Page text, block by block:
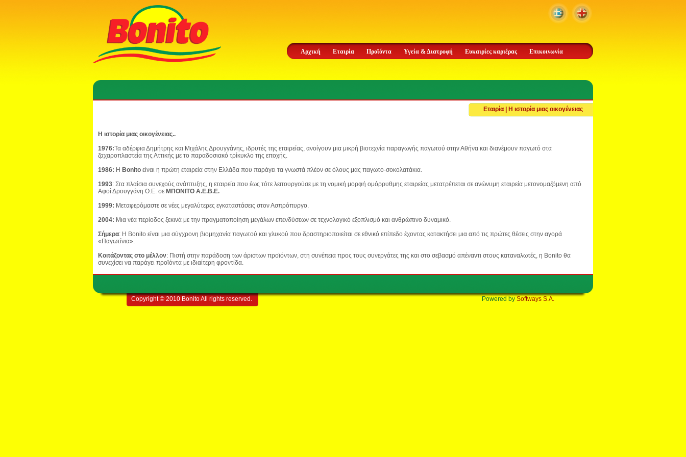
Αρχική Εταιρία Προϊόντα Υγεία & Διατροφή Ευκαιρίες καριέρας Επικοινωνία
Εταιρία | Η ιστορία μιας οικογένειας
Η ιστορία μιας οικογένειας..
1976:Τα αδέρφια Δημήτρης και Μιχάλης Δρουγγάνης, ιδρυτές της εταιρείας, ανοίγουν μια μικρή βιοτεχνία παραγωγής παγωτού στην Αθήνα και διανέμουν παγωτό στα
ζαχαροπλαστεία της Αττικής με το παραδοσιακό τρίκυκλο της εποχής.
1986: Η Bonito είναι η πρώτη εταιρεία στην Ελλάδα που παράγει τα γνωστά πλέον σε όλους μας παγωτο-σοκολατάκια.
1993: Στα πλαίσια συνεχούς ανάπτυξης, η εταιρεία που έως τότε λειτουργούσε με τη νομική μορφή ομόρρυθμης εταιρείας μετατρέπεται σε ανώνυμη εταιρεία μετονομαζόμενη από
Αφοί Δρουγγάνη Ο.Ε. σε ΜΠΟΝΙΤΟ Α.Ε.Β.Ε.
1999: Μεταφερόμαστε σε νέες μεγαλύτερες εγκαταστάσεις στον Ασπρόπυργο.
2004: Μια νέα περίοδος ξεκινά με την πραγματοποίηση μεγάλων επενδύσεων σε τεχνολογικό εξοπλισμό και ανθρώπινο δυναμικό.
Σήμερα: Η Bonito είναι μια σύγχρονη βιομηχανία παγωτού και γλυκού που δραστηριοποιείται σε εθνικό επίπεδο έχοντας κατακτήσει μια από τις πρώτες θέσεις στην αγορά
«Παγωτίνια».
Κοιτάζοντας στο μέλλον: Πιστή στην παράδοση των άριστων προϊόντων, στη συνέπεια προς τους συνεργάτες της και στο σεβασμό απέναντι στους καταναλωτές, η Bonito θα
συνεχίσει να παράγει προϊόντα με ιδιαίτερη φροντίδα.
Copyright © 2010 Bonito All rights reserved. Powered by Softways S.A.